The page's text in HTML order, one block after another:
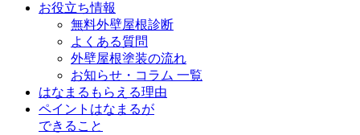
お役立ち情報
無料外壁屋根診断
よくある質問
外壁屋根塗装の流れ
お知らせ・コラム 一覧
はなまるもらえる理由
ペイントはなまるが
できること